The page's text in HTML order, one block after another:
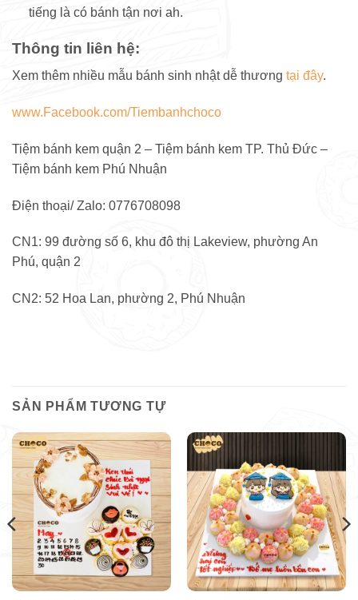
tiếng là có bánh tận nơi ah.
Thông tin liên hệ:
Xem thêm nhiều mẫu bánh sinh nhật dễ thương tại đây.
www.Facebook.com/Tiembanhchoco
Tiệm bánh kem quận 2 – Tiệm bánh kem TP. Thủ Đức –
Tiệm bánh kem Phú Nhuận
Điện thoại/ Zalo: 0776708098
CN1: 99 đường số 6, khu đô thị Lakeview, phường An
Phú, quận 2
CN2: 52 Hoa Lan, phường 2, Phú Nhuận
SẢN PHẨM TƯƠNG TỰ